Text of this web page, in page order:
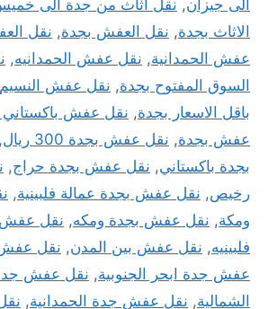
الى جيزان, نقل اثاث من جدة الى
الاثاث بجدة, نقل العفش بجدة, نقل
عفش الحمدانية, نقل عفش الحمدانيه,
السوق المفتوح بجدة, نقل عفش النسيم
باقل الاسعار بجدة, نقل عفش
عفش بجدة, نقل عفش بجدة 300 ريال ,
بجدة باكستاني, نقل عفش بجدة حراج,
رخيص, نقل عفش بجدة عمالة فلبينية,
ومكة, نقل عفش بجدة ومكه, نقل عفش
فلبينيه, نقل عفش بين المدن, نقل
عفش جدة ابحر الجنوبية, نقل عفش جدة
الشمالية, نقل عفش جدة الحمدانية,